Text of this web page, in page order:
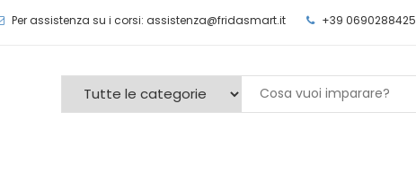
Per assistenza su i corsi: assistenza@fridasmart.it +39 0690288425